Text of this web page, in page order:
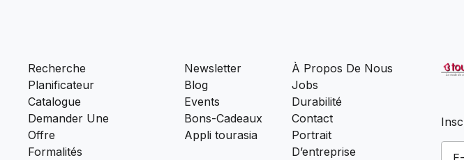
Recherche
Planificateur
Catalogue
Demander Une
Offre
Formalités
Newsletter
Blog
Events
Bons-Cadeaux
Appli tourasia
À Propos De Nous
Jobs
Durabilité
Contact
Portrait
D’entreprise